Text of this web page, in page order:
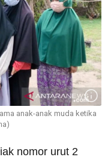
anak-anak muda ketika
nomor urut 2